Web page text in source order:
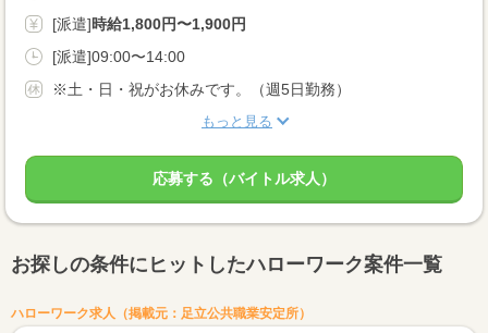
[派遣]時給1,800円〜1,900円
[派遣]09:00〜14:00
※土・日・祝がお休みです。（週5日勤務）
もっと見る
応募する（バイトル求人）
お探しの条件にヒットしたハローワーク案件一覧
ハローワーク求人（掲載元：足立公共職業安定所）